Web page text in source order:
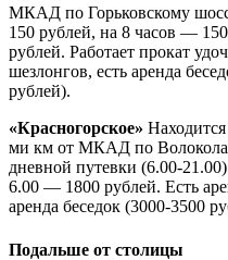
МКАД по Горьковскому
150 рублей, на 8 часов —
рублей. Работает прокат
шезлонгов, есть аренда
рублей).
«Красногорское»
ми км от МКАД по
дневной путевки (6.00-
6.00 — 1800 рублей. Есть
аренда беседок (3000-3500
Подальше от столицы